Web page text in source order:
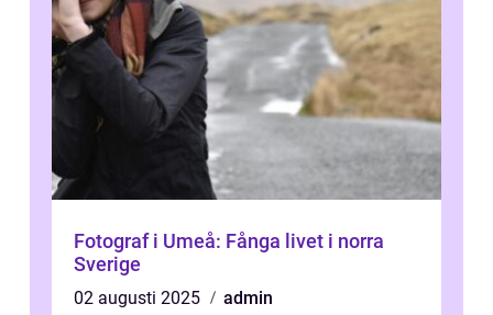
Fotograf i Umeå: Fånga livet i norra
Sverige
02 augusti 2025
admin